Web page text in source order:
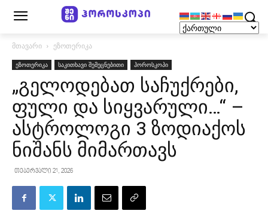
მთავარი ეზოთერიკა
ეზოთერიკა საკითხავი შემეცნებითი ჰოროსკოპი
„გელოდებათ საჩუქრები,
ფული და სიყვარული…“ –
ასტროლოგი 3 ზოდიაქოს
ნიშანს მიმართავს
თებერვალი 21, 2026